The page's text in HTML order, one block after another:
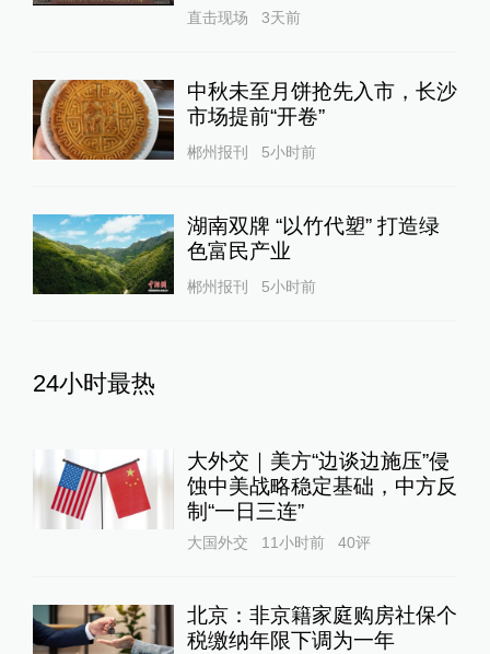
直击现场 3天前
中秋未至月饼抢先入市，长沙
市场提前“开卷”
郴州报刊 5小时前
湖南双牌 “以竹代塑” 打造绿
色富民产业
郴州报刊 5小时前
24小时最热
大外交｜美方“边谈边施压”侵
蚀中美战略稳定基础，中方反
制“一日三连”
大国外交 11小时前 40评
北京：非京籍家庭购房社保个
税缴纳年限下调为一年